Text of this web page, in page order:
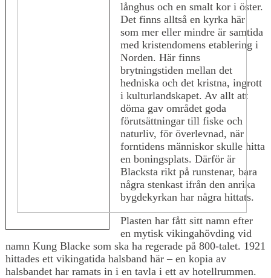
långhus och en smalt kor i öster.
Det finns alltså en kyrka här
som mer eller mindre är samtida
med kristendomens etablering i
Norden. Här finns
brytningstiden mellan det
hedniska och det kristna, ingrott
i kulturlandskapet. Av allt att
döma gav området goda
förutsättningar till fiske och
naturliv, för överlevnad, när
forntidens människor skulle hitta
en boningsplats. Därför är
Blacksta rikt på runstenar, bara
några stenkast ifrån den anrika
bygdekyrkan har några hittats.
Plasten har fått sitt namn efter
en mytisk vikingahövding vid
namn Kung Blacke som ska ha regerade på 800-talet. 1921
hittades ett vikingatida halsband här – en kopia av
halsbandet har ramats in i en tavla i ett av hotellrummen.